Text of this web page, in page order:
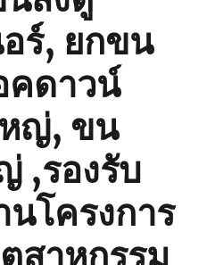
ร์, ยกขน
คดาวน์
ญ่, ขน
,รองรับ
นโครงการ
สาหกรรม